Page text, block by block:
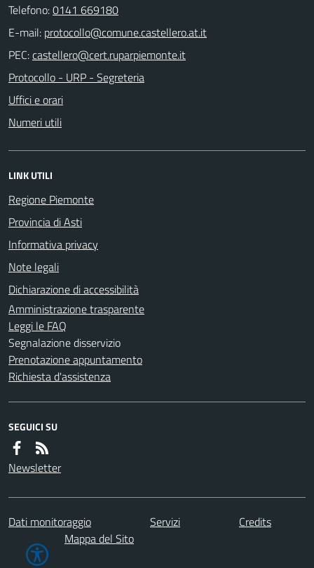
Telefono:0141 669180
E-mail:
PEC:
Protocollo - URP - Segreteria
Uffici e orari
Numeri utili
LINK UTILI
Regione Piemonte
Provincia di Asti
Informativa privacy
Note legali
Dichiarazione di accessibilità
Amministrazione trasparente
Leggi le FAQ
Segnalazione disservizio
Prenotazione appuntamento
Richiesta d'assistenza
SEGUICI SU
Newsletter
Dati monitoraggio Servizi
Credits
Mappa del Sito